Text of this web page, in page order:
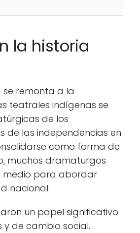
la historia
se remonta a la
teatrales indígenas se
de los
de las independencias en
como forma de
muchos dramaturgos
medio para abordar
nacional.
un papel significativo
de cambio social.